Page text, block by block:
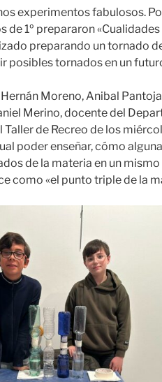
experimentos fabulosos.
de 1º prepararon
preparando un tornado
posibles tornados en un
Moreno, Anibal
Merino, docente del
de Recreo de los
poder enseñar, cómo
de la materia en un
como «el punto triple de la